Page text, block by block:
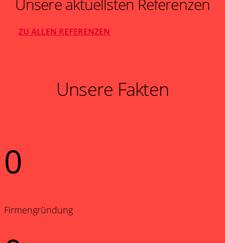
Unsere aktuellsten Referenzen
ZU ALLEN REFERENZEN
Unsere Fakten
0
Firmengründung